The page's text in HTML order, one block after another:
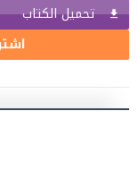
تحميل الكتاب